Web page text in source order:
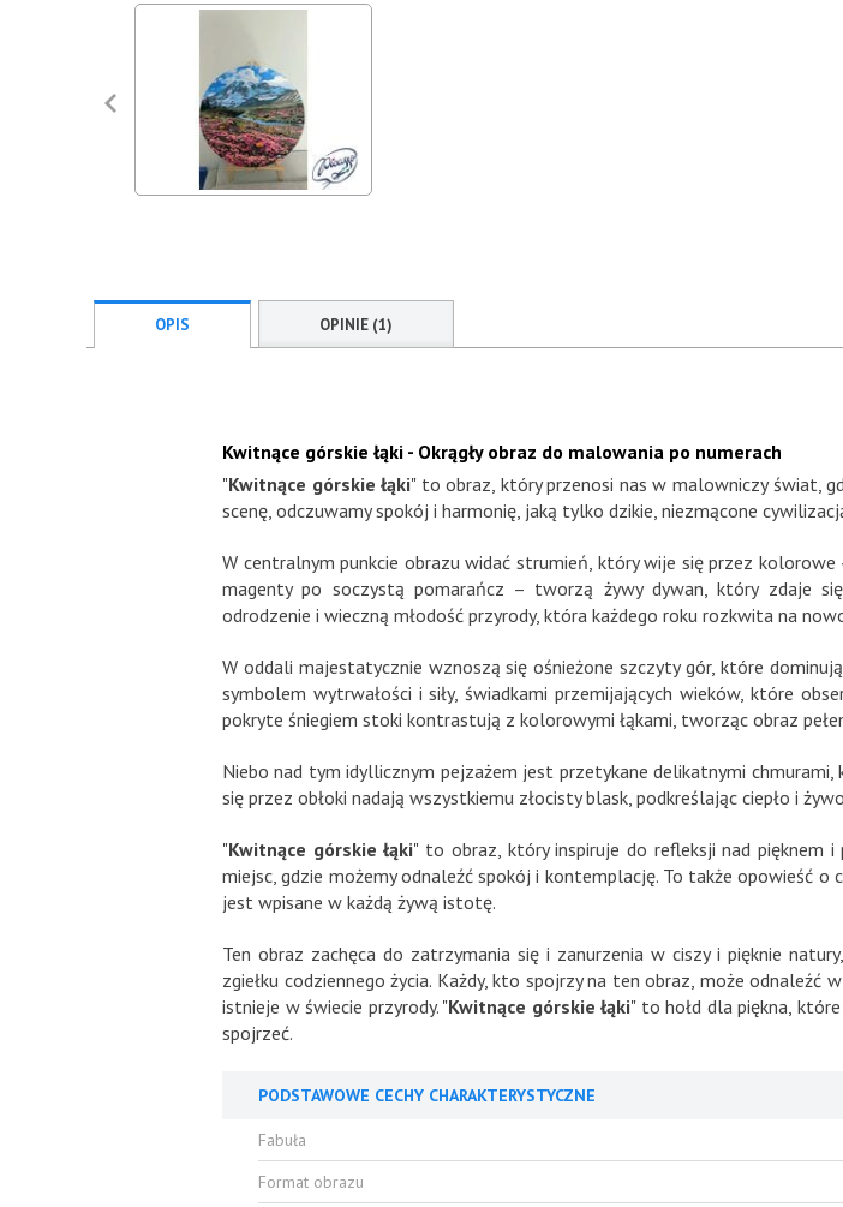
OPIS OPINIE (1)
Kwitnące górskie łąki - Okrągły obraz do malowania po numerach
"Kwitnące górskie łąki" to obraz, który przenosi nas w malowniczy świat,
scenę, odczuwamy spokój i harmonię, jaką tylko dzikie, niezmącone
W centralnym punkcie obrazu widać strumień, który wije się przez kolorowe
magenty po soczystą pomarańcz – tworzą żywy dywan, który zdaje
odrodzenie i wieczną młodość przyrody, która każdego roku rozkwita na
W oddali majestatycznie wznoszą się ośnieżone szczyty gór, które
symbolem wytrwałości i siły, świadkami przemijających wieków, które
pokryte śniegiem stoki kontrastują z kolorowymi łąkami, tworząc obraz
Niebo nad tym idyllicznym pejzażem jest przetykane delikatnymi chmurami,
się przez obłoki nadają wszystkiemu złocisty blask, podkreślając ciepło i
"Kwitnące górskie łąki" to obraz, który inspiruje do refleksji nad pięknem
miejsc, gdzie możemy odnaleźć spokój i kontemplację. To także opowieść
jest wpisane w każdą żywą istotę.
Ten obraz zachęca do zatrzymania się i zanurzenia w ciszy i pięknie
zgiełku codziennego życia. Każdy, kto spojrzy na ten obraz, może odnaleźć
istnieje w świecie przyrody. "Kwitnące górskie łąki" to hołd dla piękna,
spojrzeć.
PODSTAWOWE CECHY CHARAKTERYSTYCZNE
Fabuła
Format obrazu